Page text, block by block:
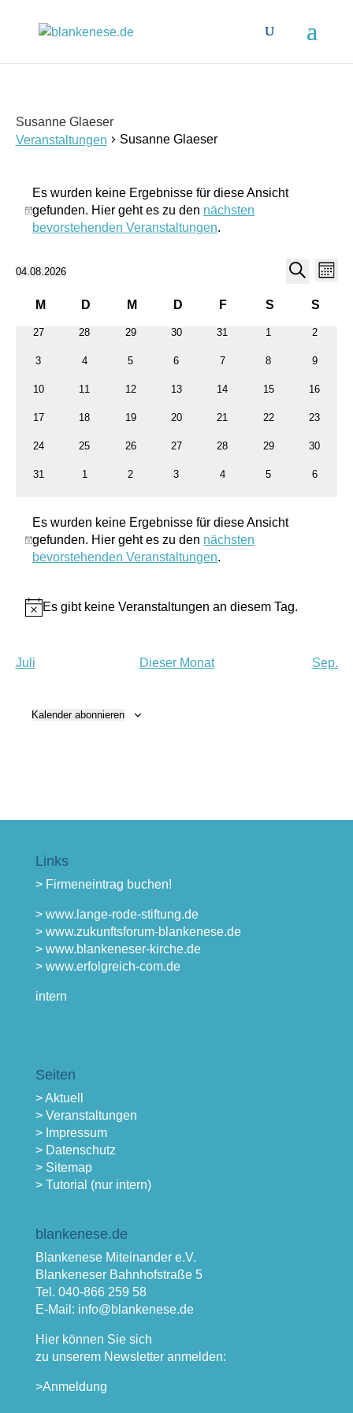
Susanne Glaeser
Veranstaltungen
Susanne Glaeser
Hinweis
Es wurden keine Ergebnisse für diese Ansicht
gefunden. Hier geht es zu den nächsten
bevorstehenden Veranstaltungen.
und
Monat
04.08.2026
wählen.
Kalender
von
M
D
M
D
F
S
S
0
27
0
28
0
29
0
30
0
31
01
0
2
0
3
0
4
0
5
0
6
0
7
0
8
0
9
010
011
012
013
014
015
016
017
018
019
0
20
0
21
0
22
0
23
0
24
0
25
0
26
0
27
0
28
0
29
0
30
0
31
01
0
2
0
3
0
4
0
5
0
6
Hinweis
Es wurden keine Ergebnisse für diese Ansicht
gefunden. Hier geht es zu den nächsten
bevorstehenden Veranstaltungen.
Hinweis
Es gibt keine Veranstaltungen an diesem Tag.
Juli Dieser Monat Sep.
Kalender abonnieren
Links
> Firmeneintrag buchen!
> www.lange-rode-stiftung.de
> www.zukunftsforum-blankenese.de
> www.blankeneser-kirche.de
> www.erfolgreich-com.de
intern
Seiten
> Aktuell
> Veranstaltungen
> Impressum
> Datenschutz
> Sitemap
> Tutorial (nur intern)
blankenese.de
Blankenese Miteinander e.V.
Blankeneser Bahnhofstraße 5
Tel. 040-866 259 58
E-Mail: info@blankenese.de
Hier können Sie sich
zu unserem Newsletter anmelden:
>Anmeldung